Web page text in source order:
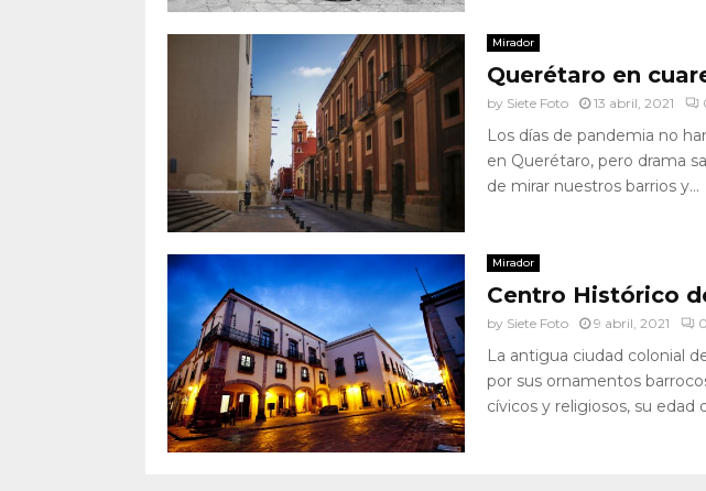
Mirador
Querétaro en
by Siete Foto 13 abril, 2021
Los días de pandemia no
en Querétaro, pero drama
de mirar nuestros barrios y...
Mirador
Centro Histórico
by Siete Foto 9 abril, 2021 0
La antigua ciudad colonial
por sus ornamentos
cívicos y religiosos, su edad